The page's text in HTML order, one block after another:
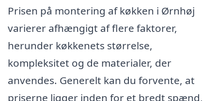
Prisen på montering af køkken i Ørnhøj
varierer afhængigt af flere faktorer,
herunder køkkenets størrelse,
kompleksitet og de materialer, der
anvendes. Generelt kan du forvente, at
priserne ligger inden for et bredt spænd,